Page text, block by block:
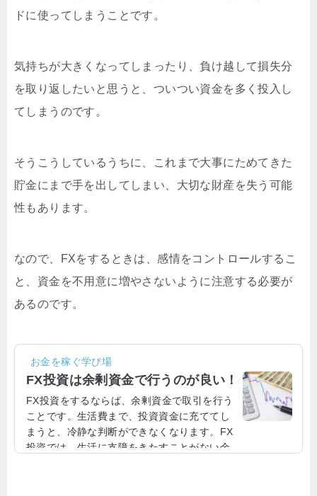
ドに使ってしまうことです。
気持ちが大きくなってしまったり、負け越して損失分
を取り返したいと思うと、ついつい資金を多く投入し
てしまうのです。
そうこうしているうちに、これまで大事にためてきた
貯金にまで手を出してしまい、大切な財産を失う可能
性もあります。
なので、FXをするときは、感情をコントロールするこ
と、資金を不用意に増やさないように注意する必要が
あるのです。
お金を稼ぐ学び場
FX投資は余剰資金で行うのが良い！
FX投資をするならば、余剰資金で取引を行う
ことです。生活費まで、投資資金に充ててし
まうと、冷静な判断ができなくなります。FX
投資では、生活に支障をきたすことがない余